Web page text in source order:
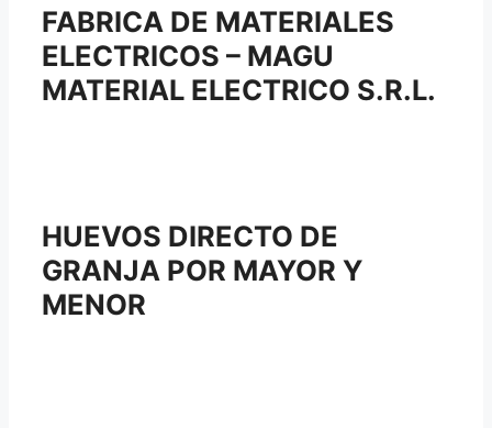
FABRICA DE MATERIALES
ELECTRICOS – MAGU
MATERIAL ELECTRICO S.R.L.
HUEVOS DIRECTO DE
GRANJA POR MAYOR Y
MENOR